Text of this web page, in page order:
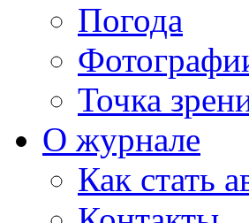
Погода
Точка
О журнале
Как стать